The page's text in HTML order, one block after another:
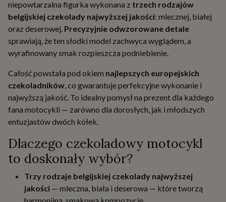
niepowtarzalna figurka wykonana z trzech rodzajów
belgijskiej czekolady najwyższej jakości: mlecznej, białej
oraz deserowej. Precyzyjnie odwzorowane detale
sprawiają, że ten słodki model zachwyca wyglądem, a
wyrafinowany smak rozpieszcza podniebienie.
Całość powstała pod okiem najlepszych europejskich
czekoladników , co gwarantuje perfekcyjne wykonanie i
najwyższą jakość. To idealny pomysł na prezent dla każdego
fana motocykli — zarówno dla dorosłych, jak i młodszych
entuzjastów dwóch kółek.
Dlaczego czekoladowy motocykl
to doskonały wybór?
Trzy rodzaje belgijskiej czekolady najwyższej
jakości — mleczna, biała i deserowa — które tworzą